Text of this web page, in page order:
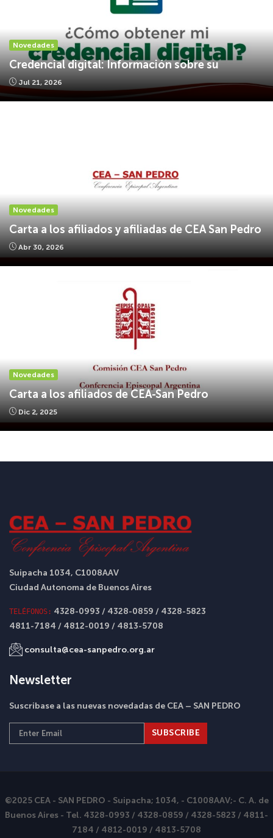
Novedades
Credencial digital: Información sobre su
Jul 21, 2026
Novedades
Carta a los afiliados y afiliadas de CEA San Pedro
Abr 30, 2026
Novedades
Carta a los afiliados de CEA-San Pedro
Dic 2, 2025
Suipacha 1034, C1008AAV
Ciudad Autonoma de Buenos Aires
TELÉFONOS: 4328-0993 / 4328-0859 / 4328-5823
4811-7184 / 4812-0019 / 4813-5708
consulta@cea-sanpedro.org.ar
Newsletter
Suscribase a las nuevas novedadas de CEA – SAN PEDRO
©2025 CEA - SAN PEDRO - Suipacha; 1034, - C1008AAV;- C. A. de
Buenos Aires - Tel. 4328-0993 / 4328-0859 / 4328-5823 / 4811-
7184 / 4812-0019 / 4813-5708